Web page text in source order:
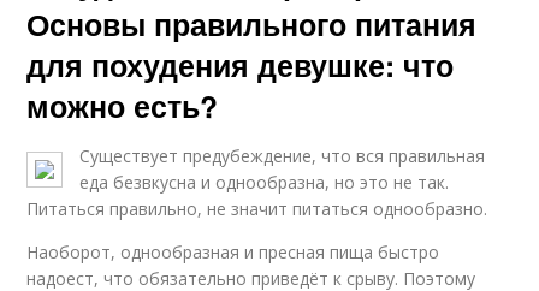
Основы правильного питания
для похудения девушке: что
можно есть?
Существует предубеждение, что вся правильная
еда безвкусна и однообразна, но это не так.
Питаться правильно, не значит питаться однообразно.
Наоборот, однообразная и пресная пища быстро
надоест, что обязательно приведёт к срыву. Поэтому